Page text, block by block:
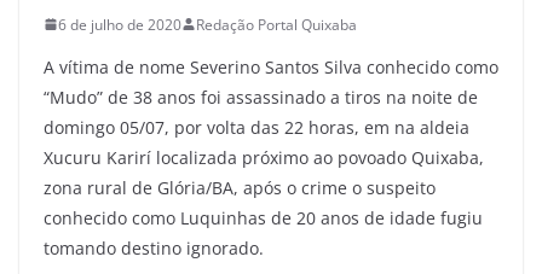
6 de julho de 2020 Redação Portal Quixaba
A vítima de nome Severino Santos Silva conhecido como
“Mudo” de 38 anos foi assassinado a tiros na noite de
domingo 05/07, por volta das 22 horas, em na aldeia
Xucuru Karirí localizada próximo ao povoado Quixaba,
zona rural de Glória/BA, após o crime o suspeito
conhecido como Luquinhas de 20 anos de idade fugiu
tomando destino ignorado.